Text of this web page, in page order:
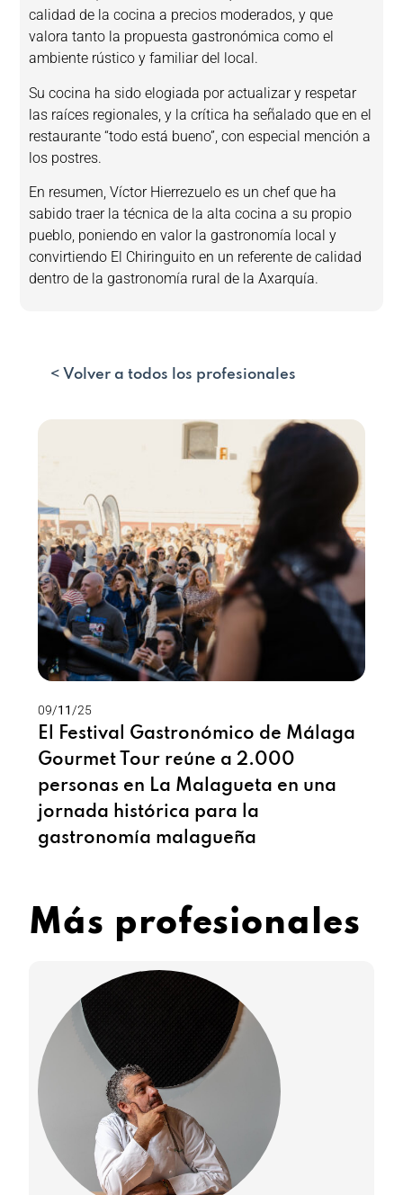
calidad de la cocina a precios moderados, y que
valora tanto la propuesta gastronómica como el
ambiente rústico y familiar del local.
Su cocina ha sido elogiada por actualizar y respetar
las raíces regionales, y la crítica ha señalado que en el
restaurante “todo está bueno”, con especial mención a
los postres.
En resumen, Víctor Hierrezuelo es un chef que ha
sabido traer la técnica de la alta cocina a su propio
pueblo, poniendo en valor la gastronomía local y
convirtiendo El Chiringuito en un referente de calidad
dentro de la gastronomía rural de la Axarquía.
< Volver a todos los profesionales
09/11 /25
El Festival Gastronómico de Málaga
Gourmet Tour reúne a 2.000
personas en La Malagueta en una
jornada histórica para la
gastronomía malagueña
Más profesionales